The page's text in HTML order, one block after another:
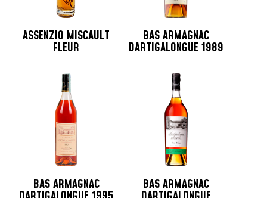
ASSENZIO MISCAULT
FLEUR
BAS ARMAGNAC
DARTIGALONGUE 1989
BAS ARMAGNAC BAS ARMAGNAC